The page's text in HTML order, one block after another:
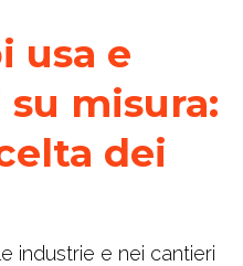
usa e
misura:
dei
industrie e nei cantieri